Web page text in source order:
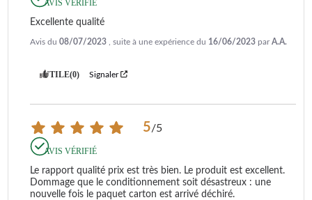
AVIS VÉRIFIÉ
Excellente qualité
Avis du 08/07/2023 , suite à une expérience du 16/06/2023 parA.A.
UTILE(0) Signaler
5/5
AVIS VÉRIFIÉ
Le rapport qualité prix est très bien. Le produit est excellent.
Dommage que le conditionnement soit désastreux : une
nouvelle fois le paquet carton est arrivé déchiré.